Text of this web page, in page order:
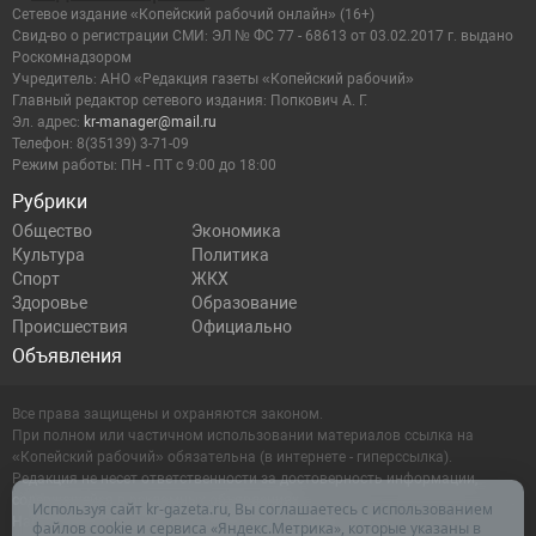
Рубрики
Общество
Экономика
Культура
Политика
Спорт
ЖКХ
Здоровье
Образование
Происшествия
Официально
Объявления
Сетевое издание «Копейский рабочий онлайн» (16+)
Cвид-во о регистрации СМИ: ЭЛ № ФС 77 - 68613 от 03.02.2017 г. выдано
Роскомнадзором
Учредитель: АНО «Редакция газеты «Копейский рабочий»
Главный редактор сетевого издания: Попкович А. Г.
Эл. адрес: kr-manager@mail.ru
Телефон: 8(35139) 3-71-09
Режим работы: ПН - ПТ с 9:00 до 18:00
Все права защищены и охраняются законом.
При полном или частичном использовании материалов ссылка на
«Копейский рабочий» обязательна (в интернете - гиперссылка).
Редакция не несет ответственности за достоверность информации,
содержащейся в рекламных объявлениях.
Настоящий ресурс может содержать материалы 16+
Используя сайт kr-gazeta.ru, Вы соглашаетесь с использованием
файлов cookie и сервиса «Яндекс.Метрика», которые указаны в